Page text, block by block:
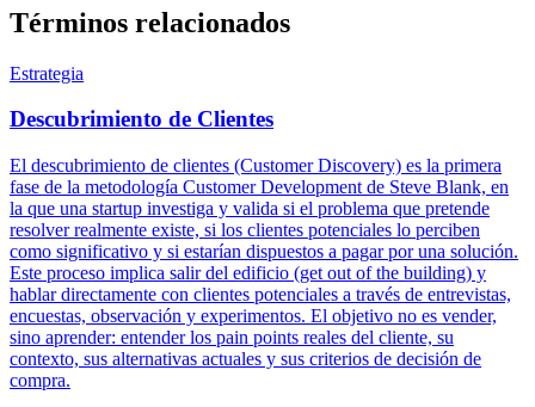
Términos relacionados
Estrategia
Descubrimiento de Clientes
El descubrimiento de clientes (Customer Discovery) es la primera
fase de la metodología Customer Development de Steve Blank, en
la que una startup investiga y valida si el problema que pretende
resolver realmente existe, si los clientes potenciales lo perciben
como significativo y si estarían dispuestos a pagar por una solución.
Este proceso implica salir del edificio (get out of the building) y
hablar directamente con clientes potenciales a través de entrevistas,
encuestas, observación y experimentos. El objetivo no es vender,
sino aprender: entender los pain points reales del cliente, su
contexto, sus alternativas actuales y sus criterios de decisión de
compra.